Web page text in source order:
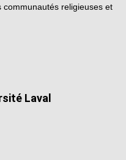
religieuses et
Laval